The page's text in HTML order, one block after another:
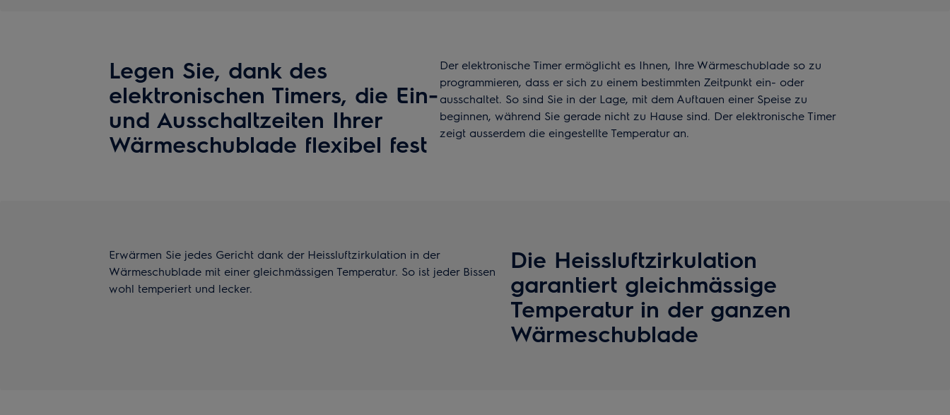
Legen Sie, dank des
elektronischen Timers, die Ein-
und Ausschaltzeiten Ihrer
Wärmeschublade flexibel fest
Der elektronische Timer ermöglicht es Ihnen, Ihre Wärmeschublade so zu
programmieren, dass er sich zu einem bestimmten Zeitpunkt ein- oder
ausschaltet. So sind Sie in der Lage, mit dem Auftauen einer Speise zu
beginnen, während Sie gerade nicht zu Hause sind. Der elektronische Timer
zeigt ausserdem die eingestellte Temperatur an.
Die Heissluftzirkulation
garantiert gleichmässige
Temperatur in der ganzen
Wärmeschublade
Erwärmen Sie jedes Gericht dank der Heissluftzirkulation in der
Wärmeschublade mit einer gleichmässigen Temperatur. So ist jeder Bissen
wohl temperiert und lecker.